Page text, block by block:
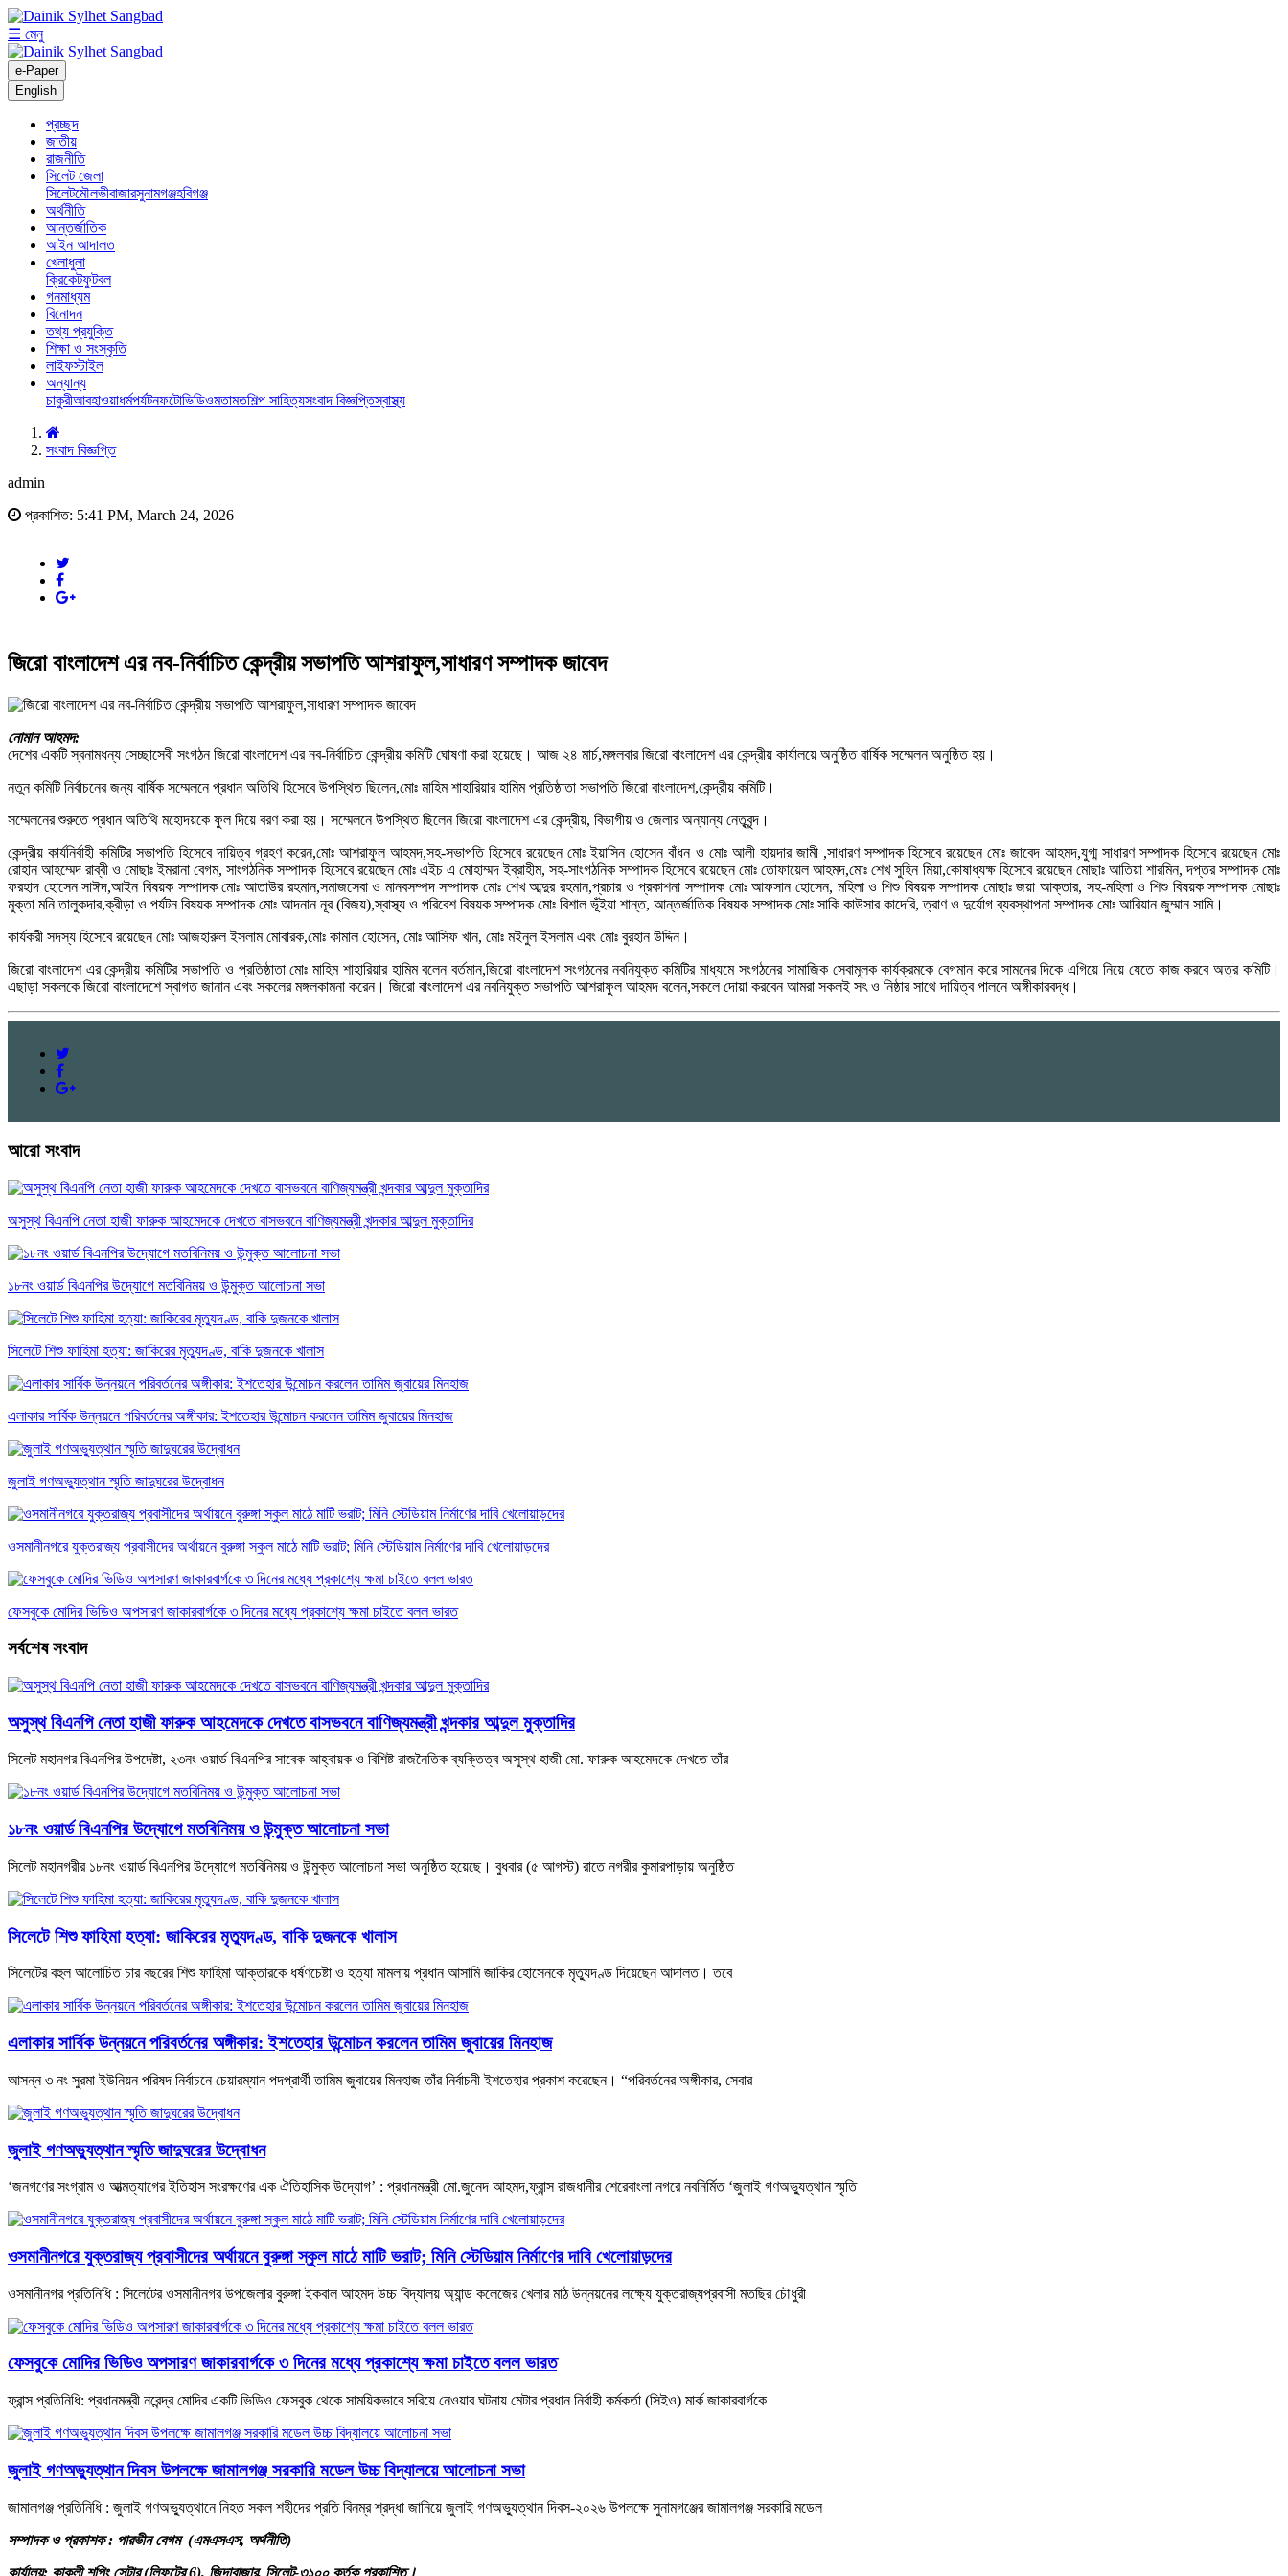
☰ মেনু
e-Paper
English
প্রচ্ছদ
জাতীয়
রাজনীতি
সিলেট জেলা
সিলেটমৌলভীবাজারসুনামগঞ্জহবিগঞ্জ
অর্থনীতি
আন্তর্জাতিক
আইন আদালত
খেলাধুলা
ক্রিকেটফুটবল
গনমাধ্যম
বিনোদন
তথ্য প্রযুক্তি
শিক্ষা ও সংস্কৃতি
লাইফস্টাইল
অন্যান্য
চাকুরীআবহাওয়াধর্মপর্যটনফটোভিডিওমতামতশিল্প সাহিত্যসংবাদ বিজ্ঞপ্তিস্বাস্থ্য
সংবাদ বিজ্ঞপ্তি
admin
প্রকাশিত: 5:41 PM, March 24, 2026
জিরো বাংলাদেশ এর নব-নির্বাচিত কেন্দ্রীয় সভাপতি আশরাফুল,সাধারণ সম্পাদক জাবেদ
নোমান আহমদ:
দেশের একটি স্বনামধন্য সেচ্ছাসেবী সংগঠন জিরো বাংলাদেশ এর নব-নির্বাচিত কেন্দ্রীয় কমিটি ঘোষণা করা হয়েছে। আজ ২৪ মার্চ,মঙ্গলবার জিরো বাংলাদেশ এর কেন্দ্রীয় কার্যালয়ে অনুষ্ঠিত বার্ষিক সম্মেলন অনুষ্ঠিত হয়।
নতুন কমিটি নির্বাচনের জন্য বার্ষিক সম্মেলনে প্রধান অতিথি হিসেবে উপস্থিত ছিলেন,মোঃ মাহিম শাহারিয়ার হামিম প্রতিষ্ঠাতা সভাপতি জিরো বাংলাদেশ,কেন্দ্রীয় কমিটি।
সম্মেলনের শুরুতে প্রধান অতিথি মহোদয়কে ফুল দিয়ে বরণ করা হয়। সম্মেলনে উপস্থিত ছিলেন জিরো বাংলাদেশ এর কেন্দ্রীয়, বিভাগীয় ও জেলার অন্যান্য নেতৃবৃন্দ।
কেন্দ্রীয় কার্যনির্বাহী কমিটির সভাপতি হিসেবে দায়িত্ব গ্রহণ করেন,মোঃ আশরাফুল আহমদ,সহ-সভাপতি হিসেবে রয়েছেন মোঃ ইয়াসিন হোসেন বাঁধন ও মোঃ আলী হায়দার জামী ,সাধারণ সম্পাদক হিসেবে রয়েছেন মোঃ জাবেদ আহমদ,যুগ্ম সাধারণ সম্পাদক হিসেবে রয়েছেন মোঃ
রোহান আহম্মেদ রাব্বী ও মোছাঃ ইমরানা বেগম, সাংগঠনিক সম্পাদক হিসেবে রয়েছেন মোঃ এইচ এ মোহাম্মদ ইব্রাহীম, সহ-সাংগঠনিক সম্পাদক হিসেবে রয়েছেন মোঃ তোফায়েল আহমদ,মোঃ শেখ সুহিন মিয়া,কোষাধ্যক্ষ হিসেবে রয়েছেন মোছাঃ আতিয়া শারমিন, দপ্তর সম্পাদক মোঃ
ফরহাদ হোসেন সাঈদ,আইন বিষয়ক সম্পাদক মোঃ আতাউর রহমান,সমাজসেবা ও মানবসম্পদ সম্পাদক মোঃ শেখ আব্দুর রহমান,প্রচার ও প্রকাশনা সম্পাদক মোঃ আফসান হোসেন, মহিলা ও শিশু বিষয়ক সম্পাদক মোছাঃ জয়া আক্তার, সহ-মহিলা ও শিশু বিষয়ক সম্পাদক মোছাঃ
মুক্তা মনি তালুকদার,ক্রীড়া ও পর্যটন বিষয়ক সম্পাদক মোঃ আদনান নূর (বিজয়),স্বাস্থ্য ও পরিবেশ বিষয়ক সম্পাদক মোঃ বিশাল ভূঁইয়া শান্ত, আন্তর্জাতিক বিষয়ক সম্পাদক মোঃ সাকি কাউসার কাদেরি, ত্রাণ ও দুর্যোগ ব্যবস্থাপনা সম্পাদক মোঃ আরিয়ান জুম্মান সামি।
কার্যকরী সদস্য হিসেবে রয়েছেন মোঃ আজহারুল ইসলাম মোবারক,মোঃ কামাল হোসেন, মোঃ আসিফ খান, মোঃ মইনুল ইসলাম এবং মোঃ বুরহান উদ্দিন।
জিরো বাংলাদেশ এর কেন্দ্রীয় কমিটির সভাপতি ও প্রতিষ্ঠাতা মোঃ মাহিম শাহারিয়ার হামিম বলেন বর্তমান,জিরো বাংলাদেশ সংগঠনের নবনিযুক্ত কমিটির মাধ্যমে সংগঠনের সামাজিক সেবামূলক কার্যক্রমকে বেগমান করে সামনের দিকে এগিয়ে নিয়ে যেতে কাজ করবে অত্র কমিটি।
এছাড়া সকলকে জিরো বাংলাদেশে স্বাগত জানান এবং সকলের মঙ্গলকামনা করেন। জিরো বাংলাদেশ এর নবনিযুক্ত সভাপতি আশরাফুল আহমদ বলেন,সকলে দোয়া করবেন আমরা সকলই সৎ ও নিষ্ঠার সাথে দায়িত্ব পালনে অঙ্গীকারবদ্ধ।
আরো সংবাদ
অসুস্থ বিএনপি নেতা হাজী ফারুক আহমেদকে দেখতে বাসভবনে বাণিজ্যমন্ত্রী খন্দকার আব্দুল মুক্তাদির
১৮নং ওয়ার্ড বিএনপির উদ্যোগে মতবিনিময় ও উন্মুক্ত আলোচনা সভা
সিলেটে শিশু ফাহিমা হত্যা: জাকিরের মৃত্যুদণ্ড, বাকি দুজনকে খালাস
এলাকার সার্বিক উন্নয়নে পরিবর্তনের অঙ্গীকার: ইশতেহার উন্মোচন করলেন তামিম জুবায়ের মিনহাজ
জুলাই গণঅভ্যুত্থান স্মৃতি জাদুঘরের উদ্বোধন
ওসমানীনগরে যুক্তরাজ্য প্রবাসীদের অর্থায়নে বুরুঙ্গা স্কুল মাঠে মাটি ভরাট; মিনি স্টেডিয়াম নির্মাণের দাবি খেলোয়াড়দের
ফেসবুকে মোদির ভিডিও অপসারণ জাকারবার্গকে ৩ দিনের মধ্যে প্রকাশ্যে ক্ষমা চাইতে বলল ভারত
সর্বশেষ সংবাদ
অসুস্থ বিএনপি নেতা হাজী ফারুক আহমেদকে দেখতে বাসভবনে বাণিজ্যমন্ত্রী খন্দকার আব্দুল মুক্তাদির
সিলেট মহানগর বিএনপির উপদেষ্টা, ২৩নং ওয়ার্ড বিএনপির সাবেক আহ্বায়ক ও বিশিষ্ট রাজনৈতিক ব্যক্তিত্ব অসুস্থ হাজী মো. ফারুক আহমেদকে দেখতে তাঁর
১৮নং ওয়ার্ড বিএনপির উদ্যোগে মতবিনিময় ও উন্মুক্ত আলোচনা সভা
সিলেট মহানগরীর ১৮নং ওয়ার্ড বিএনপির উদ্যোগে মতবিনিময় ও উন্মুক্ত আলোচনা সভা অনুষ্ঠিত হয়েছে। বুধবার (৫ আগস্ট) রাতে নগরীর কুমারপাড়ায় অনুষ্ঠিত
সিলেটে শিশু ফাহিমা হত্যা: জাকিরের মৃত্যুদণ্ড, বাকি দুজনকে খালাস
সিলেটের বহুল আলোচিত চার বছরের শিশু ফাহিমা আক্তারকে ধর্ষণচেষ্টা ও হত্যা মামলায় প্রধান আসামি জাকির হোসেনকে মৃত্যুদণ্ড দিয়েছেন আদালত। তবে
এলাকার সার্বিক উন্নয়নে পরিবর্তনের অঙ্গীকার: ইশতেহার উন্মোচন করলেন তামিম জুবায়ের মিনহাজ
আসন্ন ৩ নং সুরমা ইউনিয়ন পরিষদ নির্বাচনে চেয়ারম্যান পদপ্রার্থী তামিম জুবায়ের মিনহাজ তাঁর নির্বাচনী ইশতেহার প্রকাশ করেছেন। “পরিবর্তনের অঙ্গীকার, সেবার
জুলাই গণঅভ্যুত্থান স্মৃতি জাদুঘরের উদ্বোধন
‘জনগণের সংগ্রাম ও আত্মত্যাগের ইতিহাস সংরক্ষণের এক ঐতিহাসিক উদ্যোগ’ : প্রধানমন্ত্রী মো.জুনেদ আহমদ,ফ্রান্স রাজধানীর শেরেবাংলা নগরে নবনির্মিত ‘জুলাই গণঅভ্যুত্থান স্মৃতি
ওসমানীনগরে যুক্তরাজ্য প্রবাসীদের অর্থায়নে বুরুঙ্গা স্কুল মাঠে মাটি ভরাট; মিনি স্টেডিয়াম নির্মাণের দাবি খেলোয়াড়দের
ওসমানীনগর প্রতিনিধি : সিলেটের ওসমানীনগর উপজেলার বুরুঙ্গা ইকবাল আহমদ উচ্চ বিদ্যালয় অ্যান্ড কলেজের খেলার মাঠ উন্নয়নের লক্ষ্যে যুক্তরাজ্যপ্রবাসী মতছির চৌধুরী
ফেসবুকে মোদির ভিডিও অপসারণ জাকারবার্গকে ৩ দিনের মধ্যে প্রকাশ্যে ক্ষমা চাইতে বলল ভারত
ফ্রান্স প্রতিনিধি: প্রধানমন্ত্রী নরেন্দ্র মোদির একটি ভিডিও ফেসবুক থেকে সাময়িকভাবে সরিয়ে নেওয়ার ঘটনায় মেটার প্রধান নির্বাহী কর্মকর্তা (সিইও) মার্ক জাকারবার্গকে
জুলাই গণঅভ্যুত্থান দিবস উপলক্ষে জামালগঞ্জ সরকারি মডেল উচ্চ বিদ্যালয়ে আলোচনা সভা
জামালগঞ্জ প্রতিনিধি : জুলাই গণঅভ্যুত্থানে নিহত সকল শহীদের প্রতি বিনম্র শ্রদ্ধা জানিয়ে জুলাই গণঅভ্যুত্থান দিবস-২০২৬ উপলক্ষে সুনামগঞ্জের জামালগঞ্জ সরকারি মডেল
সম্পাদক ও প্রকাশক : পারভীন বেগম (এমএসএস, অর্থনীতি)
কার্যালয়: কাকলী শপিং সেন্টার (লিফটের 6), জিন্দাবাজার, সিলেট-৩১০০ কর্তৃক প্রকাশিত।